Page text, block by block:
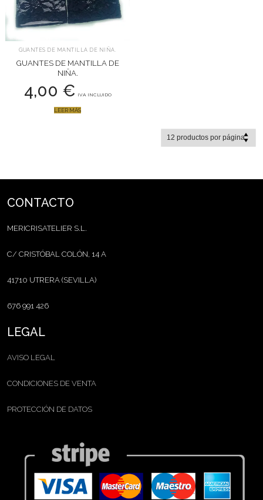
GUANTES DE MANTILLA DE NIÑA.
GUANTES DE MANTILLA DE
NIÑA.
4,00 € IVA INCLUIDO
LEER MÁS
CONTACTO
MERICRISATELIER S.L.
C/ CRISTÓBAL COLÓN, 14 A
41710 UTRERA (SEVILLA)
676 991 426
LEGAL
AVISO LEGAL
CONDICIONES DE VENTA
PROTECCIÓN DE DATOS